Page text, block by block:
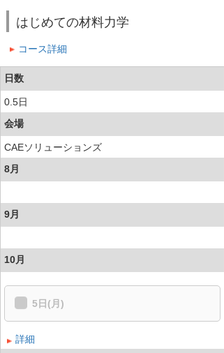
はじめての材料力学
コース詳細
日数
0.5日
会場
CAEソリューションズ
8月
9月
10月
5日(月)
詳細